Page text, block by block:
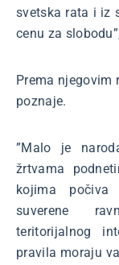
svetska rata i iz
cenu za
Prema njegovim
poznaje.
”Malo je
žrtvama
kojima počiva
suverene
teritorijalnog
pravila moraju